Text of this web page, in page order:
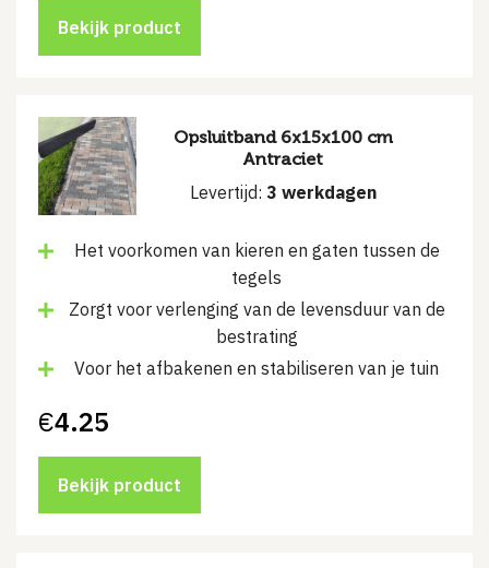
Bekijk product
Opsluitband 6x15x100 cm
Antraciet
Levertijd: 3 werkdagen
Het voorkomen van kieren en gaten tussen de
tegels
Zorgt voor verlenging van de levensduur van de
bestrating
Voor het afbakenen en stabiliseren van je tuin
€4.25
Bekijk product